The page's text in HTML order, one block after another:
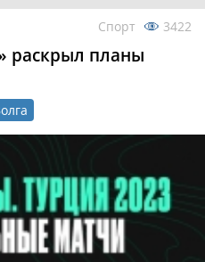
Спорт 3422
раскрыл планы